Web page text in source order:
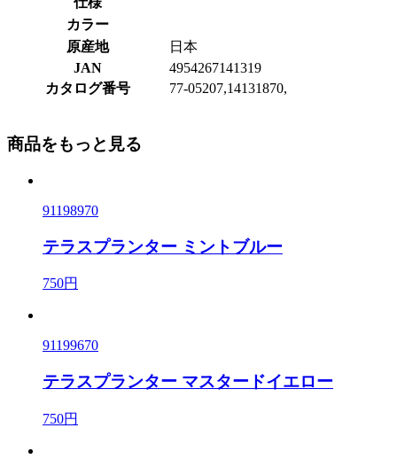
カラー
原産地
日本
JAN
4954267141319
カタログ番号
77-05207,14131870,
商品をもっと見る
91198970
テラスプランター ミントブルー
750円
91199670
テラスプランター マスタードイエロー
750円